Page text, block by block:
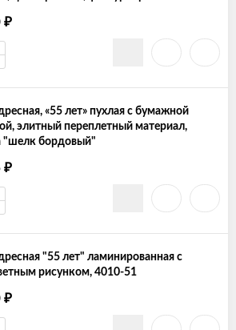
₽
«55 лет» пухлая с бумажной
элитный переплетный материал,
"шелк бордовый"
₽
"55 лет" ламинированная с
рисунком, 4010-51
₽